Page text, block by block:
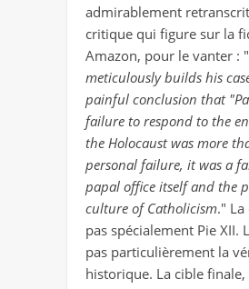
admirablement
critique qui figure sur la
Amazon, pour le vanter : "
meticulously builds his
painful conclusion that
failure to respond to the
the Holocaust was more
personal failure, it was a
papal office itself and the
culture of Catholicism."
pas spécialement Pie XII.
pas particulièrement la
historique. La cible finale,